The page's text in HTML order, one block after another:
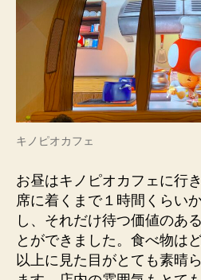
キノピオカフェ
お昼はキノピオカフェに行
席に着くまで１時間くらい
し、それだけ待つ価値のあ
とができました。食べ物は
以上に見た目がとても素晴